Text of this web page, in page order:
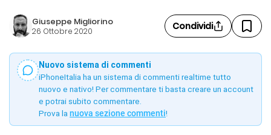
Giuseppe Migliorino
26 Ottobre 2020 Condividi
Nuovo sistema di commenti
iPhoneItalia ha un sistema di commenti realtime tutto
nuovo e nativo! Per commentare ti basta creare un account
e potrai subito commentare.
Prova la nuova sezione commenti!